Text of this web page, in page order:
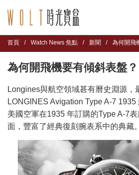
首頁 / Watch News 焦點 / 新聞 / 為何開飛
為何開飛機要有傾斜表盤？
Longines與航空領域甚有曆史淵源，
LONGINES Avigation Type A-7
美國空軍在1935 年訂購的Type A-7
面，豐富了經典復刻腕表系中的典藏。